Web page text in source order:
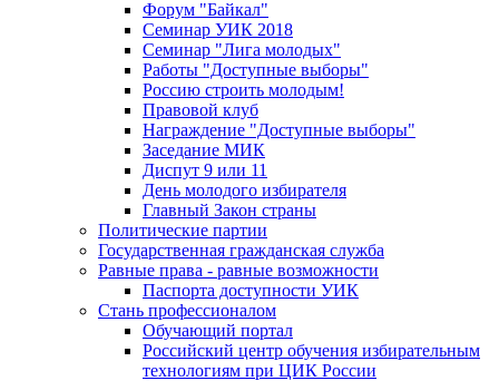
Форум "Байкал"
Семинар УИК 2018
Семинар "Лига молодых"
Работы "Доступные выборы"
Россию строить молодым!
Правовой клуб
Награждение "Доступные выборы"
Заседание МИК
Диспут 9 или 11
День молодого избирателя
Главный Закон страны
Политические партии
Государственная гражданская служба
Равные права - равные возможности
Паспорта доступности УИК
Стань профессионалом
Обучающий портал
Российский центр обучения избирательным
технологиям при ЦИК России